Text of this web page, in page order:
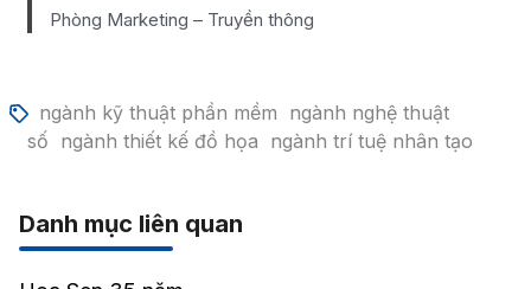
Phòng Marketing – Truyền thông
ngành kỹ thuật phần mềm ngành nghệ thuật
số ngành thiết kế đồ họa ngành trí tuệ nhân tạo
Danh mục liên quan